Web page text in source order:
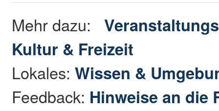
Mehr dazu:
Kultur & Freizeit
Lokales:Wissen &
Feedback: Hinweise an die